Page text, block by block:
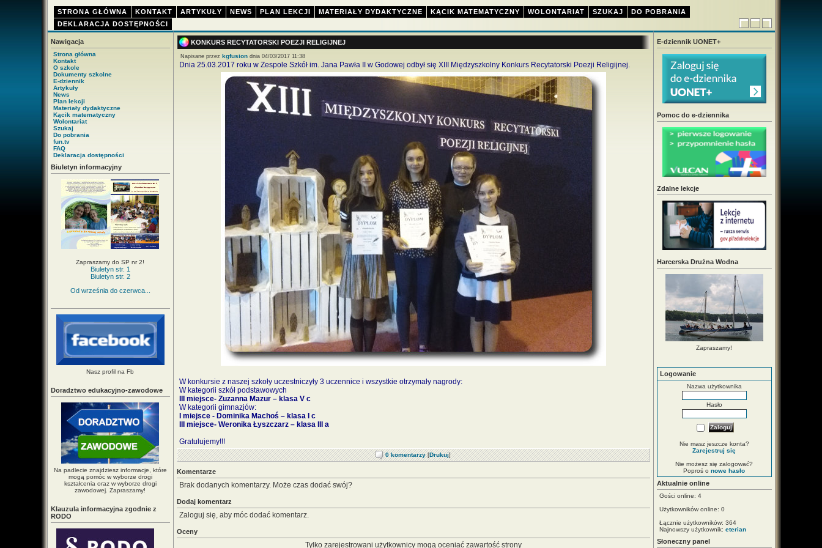
STRONA GŁÓWNA KONTAKT ARTYKUŁY NEWS PLAN LEKCJI MATERIAŁY DYDAKTYCZNE KĄCIK MATEMATYCZNY WOLONTARIAT SZUKAJ
DO POBRANIA
DEKLARACJA DOSTĘPNOŚCI
Nawigacja
Strona główna
Kontakt
O szkole
Dokumenty szkolne
E-dziennik
Artykuły
News
Plan lekcji
Materiały dydaktyczne
Kącik matematyczny
Wolontariat
Szukaj
Do pobrania
fun.tv
FAQ
Deklaracja dostępności
Biuletyn informacyjny
Zapraszamy do SP nr 2!
Biuletyn str. 1
Biuletyn str. 2
Od września do czerwca...
Nasz profil na Fb
Doradztwo edukacyjno-zawodowe
Na padlecie znajdziesz informacje, które
mogą pomóc w wyborze drogi
kształcenia oraz w wyborze drogi
zawodowej. Zapraszamy!
Klauzula informacyjna zgodnie z
RODO
KONKURS RECYTATORSKI POEZJI RELIGIJNEJ
Napisane przez kgfusiondnia 04/03/2017 11:38
Dnia 25.03.2017 roku w Zespole Szkół im. Jana Pawła II w Godowej odbył się XIII Międzyszkolny Konkurs Recytatorski Poezji Religijnej.
W konkursie z naszej szkoły uczestniczyły 3 uczennice i wszystkie otrzymały nagrody:
W kategorii szkół podstawowych
III miejsce- Zuzanna Mazur – klasa V c
W kategorii gimnazjów:
I miejsce - Dominika Machoś – klasa I c
III miejsce- Weronika Łyszczarz – klasa III a
Gratulujemy!!!
0 komentarzy[Drukuj]
Komentarze
Brak dodanych komentarzy. Może czas dodać swój?
Dodaj komentarz
Zaloguj się, aby móc dodać komentarz.
Oceny
Tylko zarejestrowani użytkownicy mogą oceniać zawartość strony
E-dziennik UONET+
Pomoc do e-dziennika
Zdalne lekcje
Harcerska Drużna Wodna
Zapraszamy!
Logowanie
Nazwa użytkownika
Hasło
Nie masz jeszcze konta?
Zarejestruj się
Nie możesz się zalogować?
Poproś o nowe hasło
Aktualnie online
Gości online: 4
Użytkowników online: 0
Łącznie użytkowników: 364
Najnowszy użytkownik: eterian
Słoneczny panel